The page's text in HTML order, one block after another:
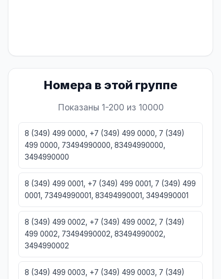
Номера в этой группе
Показаны 1-200 из 10000
8 (349) 499 0000, +7 (349) 499 0000, 7 (349)
499 0000, 73494990000, 83494990000,
3494990000
8 (349) 499 0001, +7 (349) 499 0001, 7 (349) 499
0001, 73494990001, 83494990001, 3494990001
8 (349) 499 0002, +7 (349) 499 0002, 7 (349)
499 0002, 73494990002, 83494990002,
3494990002
8 (349) 499 0003, +7 (349) 499 0003, 7 (349)